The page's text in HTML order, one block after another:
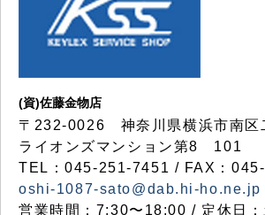
(資)佐藤金物店
〒232-0026 神奈川県横浜市南
ライオンズマンション第8 101
TEL：045-251-7451 / FAX：
oshi-1087-sato@dab.hi-ho.ne.jp
営業時間：7:30〜18:00 / 定休日：